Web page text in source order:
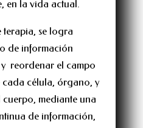
en la vida actual.
terapia, se logra
de información
reordenar el campo
célula, órgano, y
mediante una
de información,